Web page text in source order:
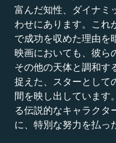
富んだ知性、ダイナミ
わせにあります。これ
で成功を収めた理由を
映画においても、彼ら
その他の天体と調和す
捉えた、スターとして
間を映し出しています
る伝説的なキャラクタ
に、特別な努力を払っ